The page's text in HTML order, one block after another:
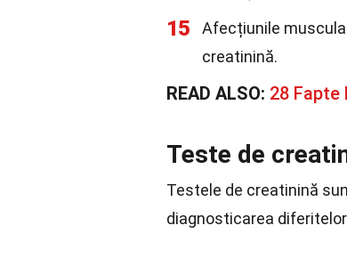
15
Afecțiunile
creatinină.
READ ALSO: 28 Fapte
Teste de
Testele de creatinină
diagnosticarea